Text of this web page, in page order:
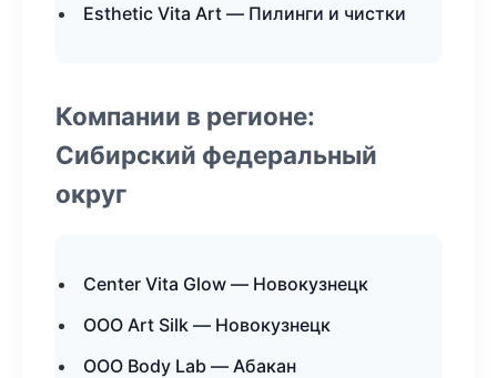
Esthetic Vita Art — Пилинги и чистки
Компании в регионе:
Сибирский федеральный
округ
Center Vita Glow — Новокузнецк
ООО Art Silk — Новокузнецк
ООО Body Lab — Абакан